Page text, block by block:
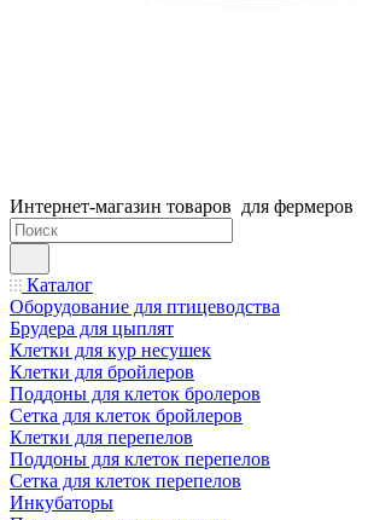
Интернет-магазин товаров для фермеров
Каталог
Оборудование для птицеводства
Брудера для цыплят
Клетки для кур несушек
Клетки для бройлеров
Поддоны для клеток бролеров
Сетка для клеток бройлеров
Клетки для перепелов
Поддоны для клеток перепелов
Сетка для клеток перепелов
Инкубаторы